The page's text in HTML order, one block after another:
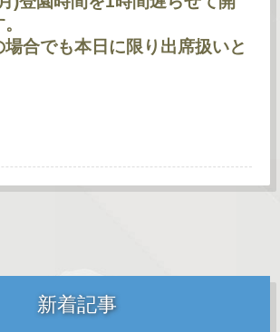
合でも本日に限り出席扱いと
新着記事